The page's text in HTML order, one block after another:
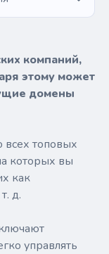
компаний,
этому может
домены
топовых
которых вы
как
д.
управлять